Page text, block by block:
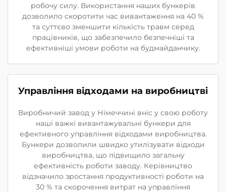
робочу силу. Використання наших бункерів
дозволило скоротити час вивантаження на 40 %
та суттєво зменшити кількість травм серед
працівників, що забезпечило безпечніші та
ефективніші умови роботи на будмайданчику.
Управління відходами на виробництві
Виробничий завод у Німеччині вніс у свою роботу
наші важкі вивантажувальні бункери для
ефективного управління відходами виробництва.
Бункери дозволили швидко утилізувати відходи
виробництва, що підвищило загальну
ефективність роботи заводу. Керівництво
відзначило зростання продуктивності роботи на
30 % та скорочення витрат на управління